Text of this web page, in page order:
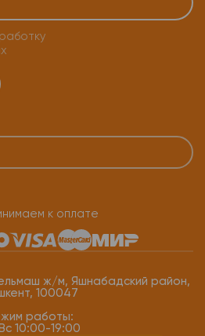
к оплате
ж/м, Яшнабадский район,
100047
работы:
10:00-19:00